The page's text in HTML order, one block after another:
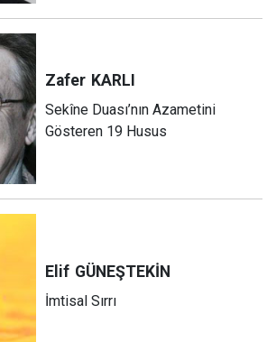
Zafer KARLI
Sekîne Duası’nın Azametini
Gösteren 19 Husus
Elif GÜNEŞTEKİN
İmtisal Sırrı